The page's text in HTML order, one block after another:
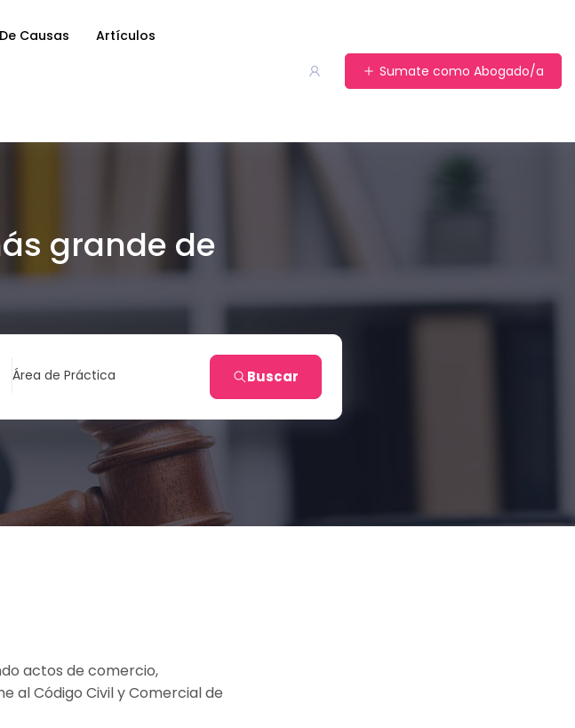
Causas Artículos
Sumate como Abogado/a
grande de
Área de Práctica Buscar
actos de comercio,
al Código Civil y Comercial de